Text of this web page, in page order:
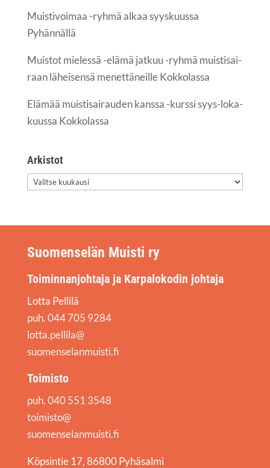
Muis­ti­voi­maa -ryh­mä alkaa syys­kuus­sa
Pyhännällä
Muis­tot mie­les­sä -elä­mä jat­kuu -ryh­mä muis­ti­sai­
raan lähei­sen­sä menet­tä­neil­le Kokkolassa
Elä­mää muis­ti­sai­rau­den kans­sa -kurs­si syys-loka­
kuus­sa Kokkolassa
Arkis­tot
Arkis­
Suomenselän Muisti ry
Toiminnanjohtaja ja Karpalokodin johtaja
Lotta Pellilä
puh. 044 705 9284
lotta.pellila@
suomenselanmuisti.fi
Toimisto
puh. 040 551 3548
toimisto@
suomenselanmuisti.fi
Köpsintie 17, 86800 Pyhäsalmi